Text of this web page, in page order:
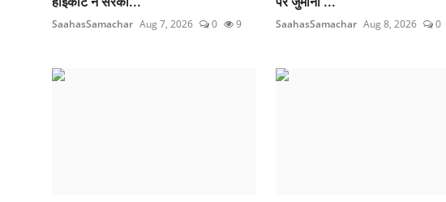
SaahasSamachar Aug 7, 2026 0 9 SaahasSamachar Aug 8, 2026 0